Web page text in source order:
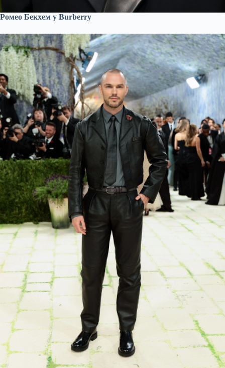
Ромео Бекхем у Burberry